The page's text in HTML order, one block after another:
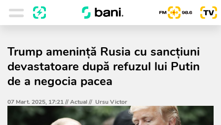
Trump amenință Rusia cu sancțiuni
devastatoare după refuzul lui Putin
de a negocia pacea
07 Mart. 2025, 17:21 //Actual// Ursu Victor